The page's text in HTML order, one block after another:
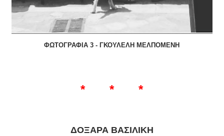
ΦΩΤΟΓΡΑΦΙΑ 3 - ΓΚΟΥΛΕΛΗ ΜΕΛΠΟΜΕΝΗ
* * *
ΔΟΞΑΡΑ ΒΑΣΙΛΙΚΗ